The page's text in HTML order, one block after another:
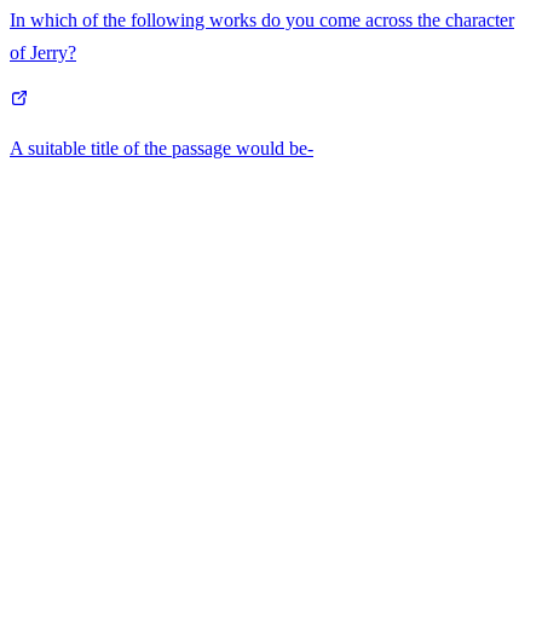
In which of the following works do you come across the character
of Jerry?
A suitable title of the passage would be-